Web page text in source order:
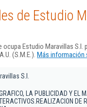
de Estudio
ocupa Estudio Maravillas
(S.M.E.). Más información
S.l.
LA PUBLICIDAD Y EL
DE